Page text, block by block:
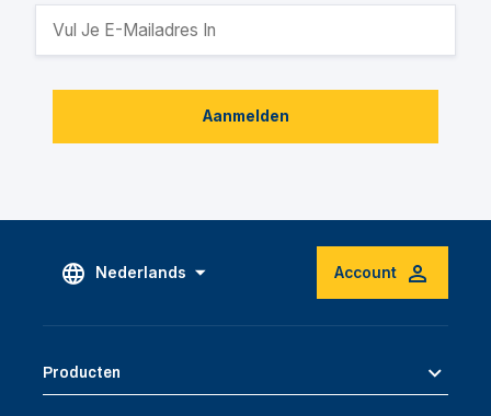
Aanmelden
Nederlands Account
Producten